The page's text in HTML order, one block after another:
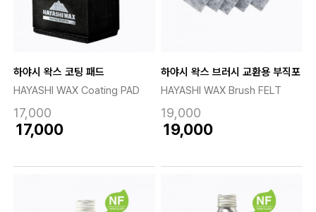
하야시 왁스 코팅 패드
HAYASHI WAX Coating PAD
17,000
17,000
하야시 왁스 브러시 교환용 부직포
HAYASHI WAX Brush FELT
19,000
19,000